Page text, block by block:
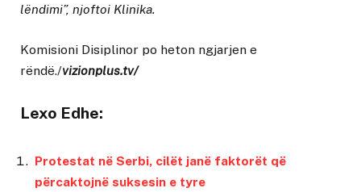
lëndimi”, njoftoi Klinika.
Komisioni Disiplinor po heton ngjarjen e
rëndë./vizionplus.tv/
Lexo Edhe:
Protestat në Serbi, cilët janë faktorët që
përcaktojnë suksesin e tyre